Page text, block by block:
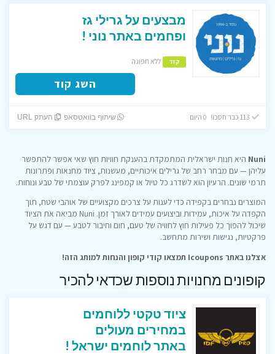
מבצעים על גרילי גז
ופחמים באתר נוני !
קוד ללא תפוגה
השג קוד
שיתוף בוואטסאפ העתק URL
Nuni היא חנות ישראלית המתמקדת בהענקת חוויות חוץ שאי אפשר להתפשר
עליהן — עם מבחר רחב של גרילים איכותיים, מעשנות, ציוד מחנאות ופתרונות
תרמי שונים. הרעיון הוא לשדרג כל טיול או קמפינג לפרק עוצמתי של טבע ונוחות.
המוצרים נבחרים בקפידה כדי לענות על צרכים מקצועיים של אוהבי שטח, תוך
הקפדה על איכות, עמידות וביצועים עמידים לאורך זמן. Nuni מביאה את הציוד
שיכול להפוך כל פעילות חוץ לחוויה של טעם, חום וחיבור לטבע — עם דגש על
פרקטיות, נגישות ושירות מתחשב.
אצלנו באתר Icoupons תמצאו קודי קופון והנחות למותג הזה!
קופונים מחנויות נוספות שכדאי להכיר
ציוד טקטי ללוחמים
במחירים מעולים
באתר לוחמים ישראל !